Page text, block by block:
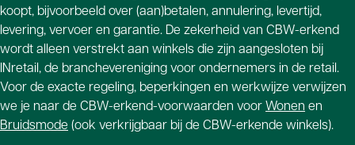
koopt, bijvoorbeeld over (aan)betalen, annulering, levertijd,
levering, vervoer en garantie. De zekerheid van CBW-erkend
wordt alleen verstrekt aan winkels die zijn aangesloten bij
INretail, de branchevereniging voor ondernemers in de retail.
Voor de exacte regeling, beperkingen en werkwijze verwijzen
we je naar de CBW-erkend-voorwaarden voorWonen en
Bruidsmode (ook verkrijgbaar bij de CBW-erkende winkels).